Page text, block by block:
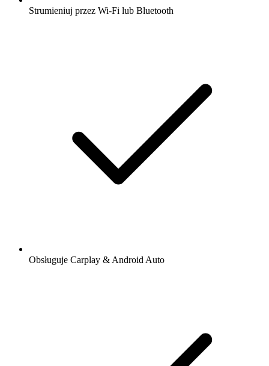
Strumieniuj przez Wi-Fi lub Bluetooth
Obsługuje Carplay & Android Auto